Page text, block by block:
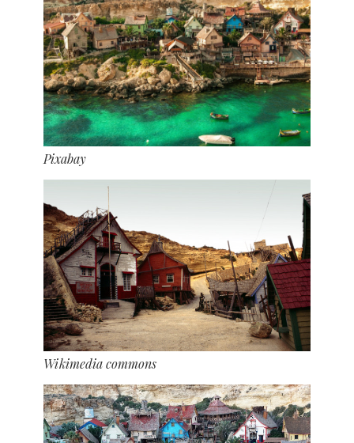
Pixabay
Wikimedia commons